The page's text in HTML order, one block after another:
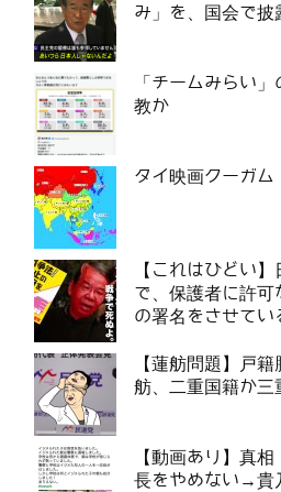
み」を、国会で披
「チームみらい
教か
タイ映画クーガム
【これはひどい
で、保護者に許
の署名をさせてい
【蓮舫問題】戸
舫、二重国籍か三
【動画あり】真
長をやめない→貴